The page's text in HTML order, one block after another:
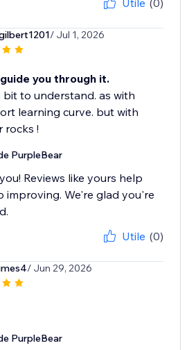
Utile (0)
/ Jul 1, 2026
you through it.
bit to understand. as with
learning curve. but with
rocks !
PurpleBear
Reviews like yours help
improving. We're glad you're
Utile (0)
/ Jun 29, 2026
PurpleBear